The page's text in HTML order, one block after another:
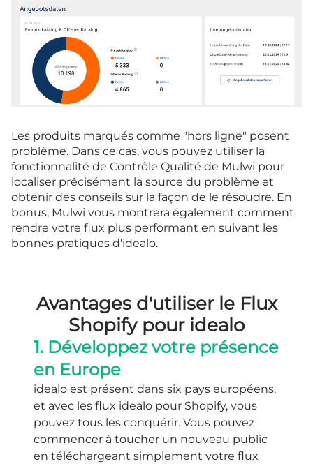
Les produits marqués comme "hors ligne" posent
problème. Dans ce cas, vous pouvez utiliser la
fonctionnalité de Contrôle Qualité de Mulwi pour
localiser précisément la source du problème et
obtenir des conseils sur la façon de le résoudre. En
bonus, Mulwi vous montrera également comment
rendre votre flux plus performant en suivant les
bonnes pratiques d'idealo.
Avantages d'utiliser le Flux
Shopify pour idealo
1. Développez votre présence
en Europe
idealo est présent dans six pays européens,
et avec les flux idealo pour Shopify, vous
pouvez tous les conquérir. Vous pouvez
commencer à toucher un nouveau public
en téléchargeant simplement votre flux